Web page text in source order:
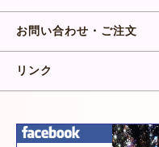
お問い合わせ・ご注文
リンク